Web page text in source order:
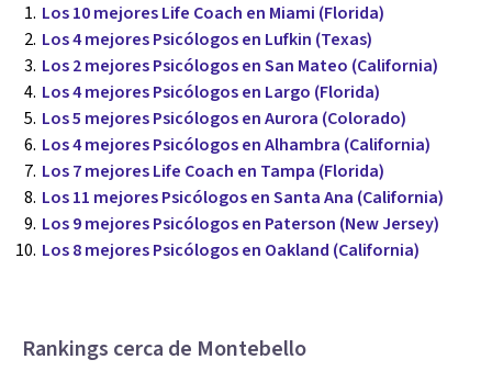
Los 10 mejores Life Coach en Miami (Florida)
Los 4 mejores Psicólogos en Lufkin (Texas)
Los 2 mejores Psicólogos en San Mateo (California)
Los 4 mejores Psicólogos en Largo (Florida)
Los 5 mejores Psicólogos en Aurora (Colorado)
Los 4 mejores Psicólogos en Alhambra (California)
Los 7 mejores Life Coach en Tampa (Florida)
Los 11 mejores Psicólogos en Santa Ana (California)
Los 9 mejores Psicólogos en Paterson (New Jersey)
Los 8 mejores Psicólogos en Oakland (California)
Rankings cerca de Montebello